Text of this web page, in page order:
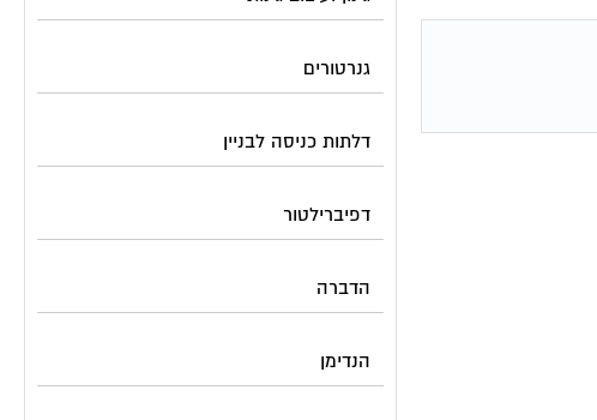
גנרטורים
דלתות כניסה לבניין
דפיברילטור
הדברה
הנדימן